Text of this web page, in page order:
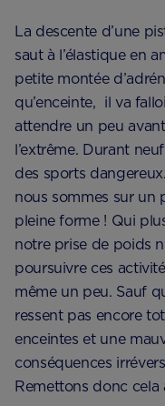
La descente d’une
saut à l’élastique en
petite montée
qu’enceinte, il va
attendre un peu
l’extrême. Durant
des sports
nous sommes sur un
pleine forme ! Qui
notre prise de poids
poursuivre ces
même un peu. Sauf
ressent pas encore
enceintes et une
conséquences
Remettons donc cela